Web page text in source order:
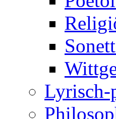
Lyrisch-